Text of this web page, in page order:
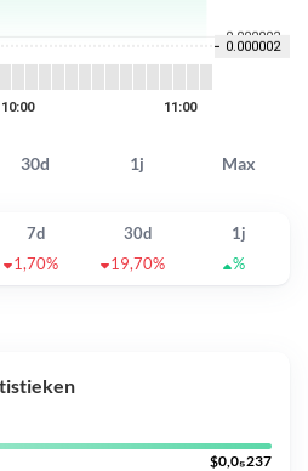
30d 1j Max
7d 30d
1j
1,70% 19,70% %
$0,0₅237